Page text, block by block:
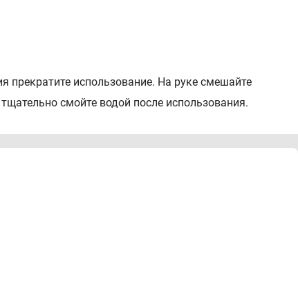
прекратите использование. На руке смешайте
смойте водой после использования.